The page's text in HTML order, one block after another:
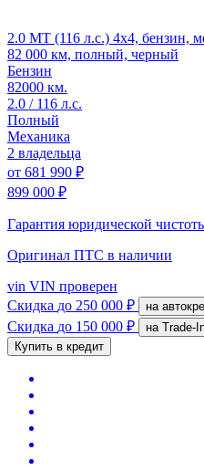
2.0 MT (116 л.с.) 4x4, бензин,
82 000 км, полный, черный
Бензин
82000 км.
2.0 / 116 л.с.
Полный
Механика
2 владельца
от 681 990 ₽
899 000 ₽
Гарантия юридической
Оригинал ПТС в наличии
vin VIN проверен
Скидка до 250 000 ₽ на
Скидка до 150 000 ₽
на Trade-
Купить в кредит